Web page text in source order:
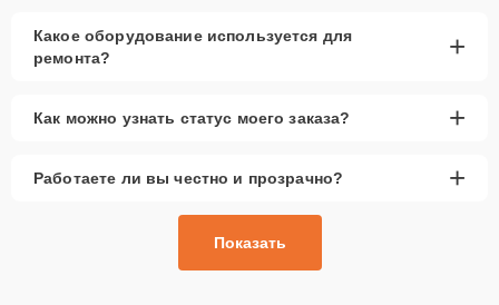
Какое оборудование используется для
ремонта?
+
Как можно узнать статус моего заказа? +
Работаете ли вы честно и прозрачно? +
Показать